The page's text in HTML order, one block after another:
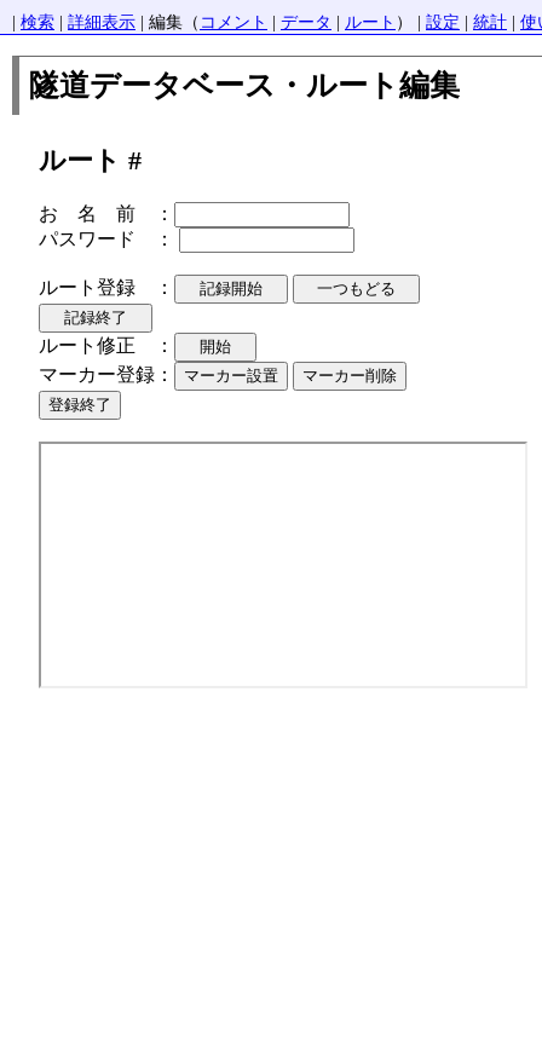
検索 詳細表示 | 編集（ コメント データ ルート ） | 設定 統計 使
隧道データベース・ルート編集
ルート #
お 名 前 ：
パスワード ：
ルート登録 ：
ルート修正 ：
マーカー登録：